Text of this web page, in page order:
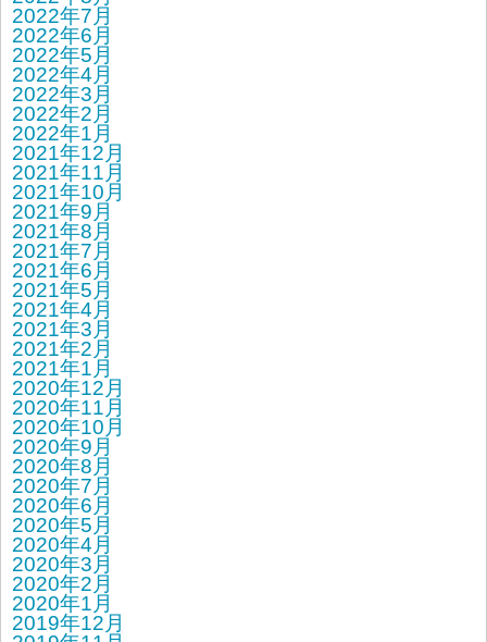
2022年7月
2022年6月
2022年5月
2022年4月
2022年3月
2022年2月
2022年1月
2021年12月
2021年11月
2021年10月
2021年9月
2021年8月
2021年7月
2021年6月
2021年5月
2021年4月
2021年3月
2021年2月
2021年1月
2020年12月
2020年11月
2020年10月
2020年9月
2020年8月
2020年7月
2020年6月
2020年5月
2020年4月
2020年3月
2020年2月
2020年1月
2019年12月